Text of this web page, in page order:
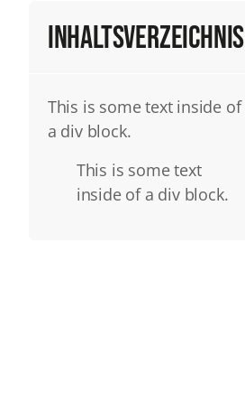
Inhaltsverzeichnis
This is some text inside of
a div block.
This is some text
inside of a div block.